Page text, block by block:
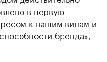
в первую
к нашим винам и
бренда»,